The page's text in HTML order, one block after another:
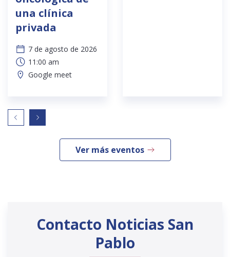
una clínica
privada
7 de agosto de 2026
11:00 am
Google meet
Ver más eventos
Contacto Noticias San
Pablo